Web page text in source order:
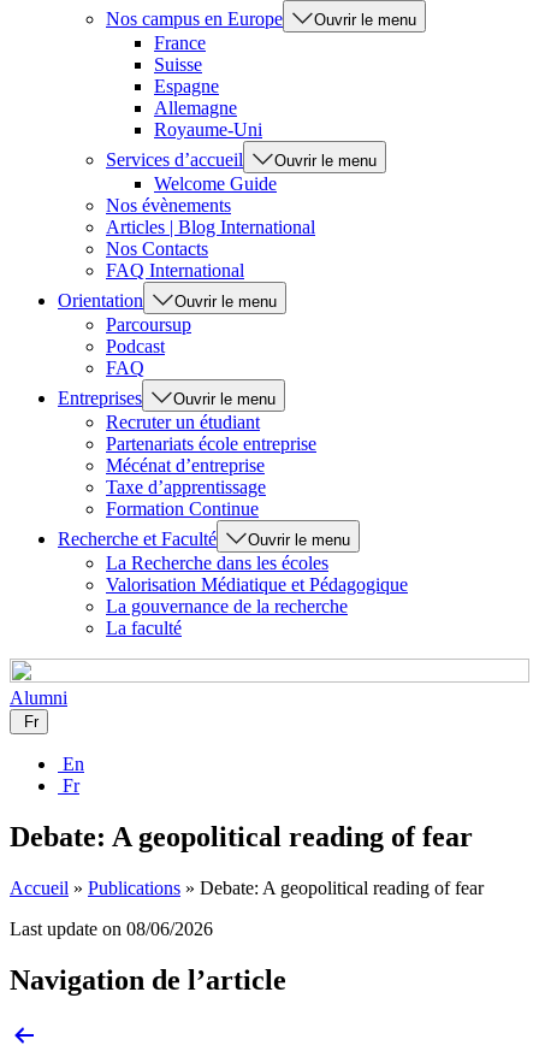
Nos campus en Europe
Ouvrir le menu
France
Suisse
Espagne
Allemagne
Royaume-Uni
Services d’accueil
Ouvrir le menu
Welcome Guide
Nos évènements
Articles | Blog International
Nos Contacts
FAQ International
Orientation
Ouvrir le menu
Parcoursup
Podcast
FAQ
Entreprises
Ouvrir le menu
Recruter un étudiant
Partenariats école entreprise
Mécénat d’entreprise
Taxe d’apprentissage
Formation Continue
Recherche et Faculté
Ouvrir le menu
La Recherche dans les écoles
Valorisation Médiatique et Pédagogique
La gouvernance de la recherche
La faculté
Alumni
Fr
En
Fr
Debate: A geopolitical reading of fear
Accueil » Publications » Debate: A geopolitical reading of fear
Last update on 08/06/2026
Navigation de l’article